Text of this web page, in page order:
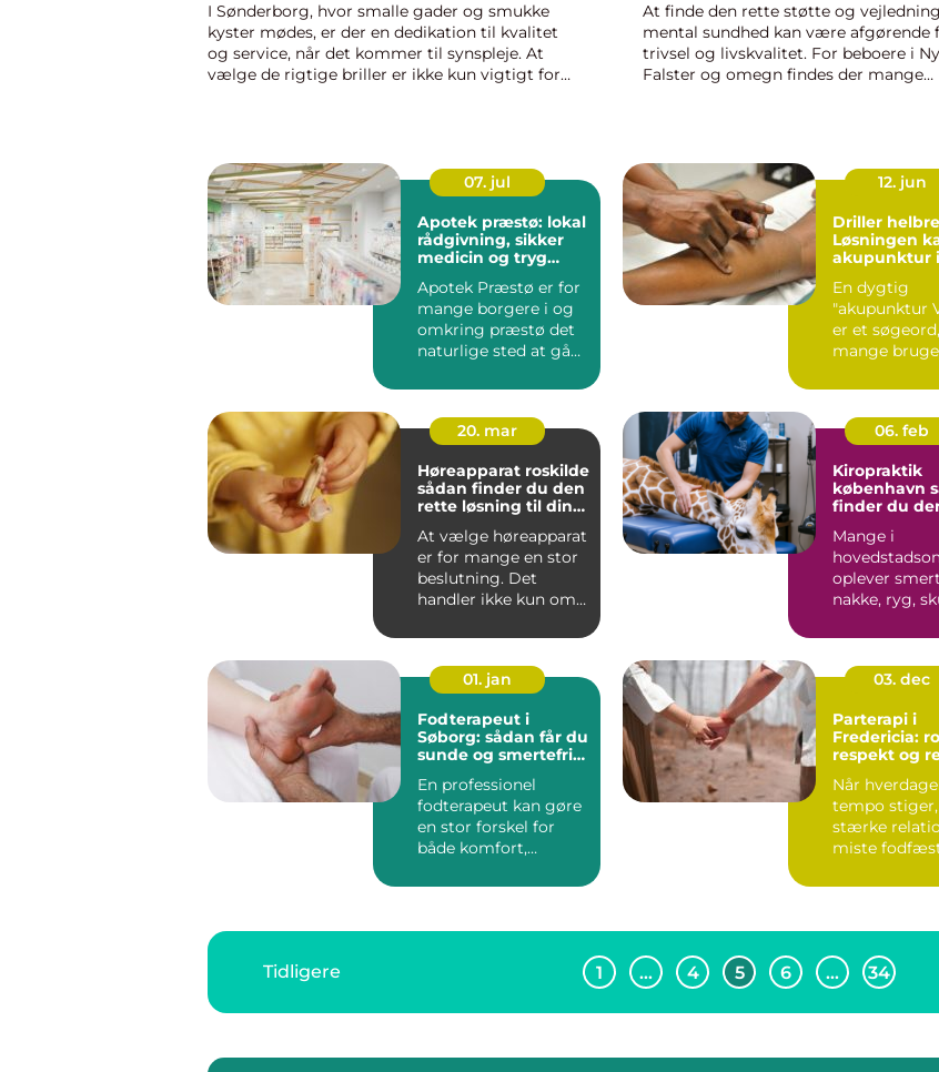
I Sønderborg, hvor smalle gader og smukke
kyster mødes, er der en dedikation til kvalitet
og service, når det kommer til synspleje. At
vælge de rigtige briller er ikke kun vigtigt for
At finde den rette støtte og
mental sundhed kan være afgørende
trivsel og livskvalitet. For beboere i
Falster og omegn findes der mange
07. jul
Apotek præstø: lokal
rådgivning, sikker
medicin og tryg
Apotek Præstø er for
mange borgere i og
omkring præstø det
naturlige sted at gå
s...
12. jun
Driller
Løsningen
akupunktur
En dygtig
"akupunktur
er et
mange
20. mar
Høreapparat roskilde
sådan finder du den
rette løsning til din
At vælge høreapparat
er for mange en stor
beslutning. Det
handler ikke kun om
...
06. feb
Kiropraktik
københavn sådan
finder du
Mange i
oplever
nakke, ryg,
stillesiddend...
01. jan
Fodterapeut i
Søborg: sådan får du
sunde og smertefrie
En professionel
fodterapeut kan gøre
en stor forskel for
både komfort,
03. dec
Parterapi i
Fredericia:
respekt og
Når
tempo
stærke
miste
Tidligere 1 … 4 5 6 … 34